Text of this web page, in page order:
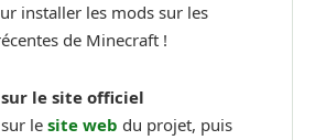
installer les mods sur les
de Minecraft !
sur le site officiel
sur le site web du projet, puis